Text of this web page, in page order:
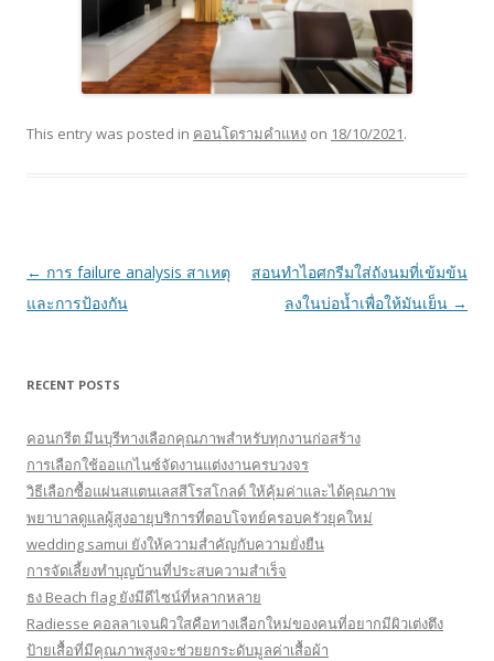
This entry was posted in คอนโดรามคำแหง on 18/10/2021.
Post navigation
← การ failure analysis สาเหตุ
และการป้องกัน
สอนทำไอศกรีมใส่ถังนมที่เข้มข้น
ลงในบ่อน้ำเพื่อให้มันเย็น →
RECENT POSTS
คอนกรีต มีนบุรีทางเลือกคุณภาพสำหรับทุกงานก่อสร้าง
การเลือกใช้ออแกไนซ์จัดงานแต่งงานครบวงจร
วิธีเลือกซื้อแผ่นสแตนเลสสีโรสโกลด์ ให้คุ้มค่าและได้คุณภาพ
พยาบาลดูแลผู้สูงอายุบริการที่ตอบโจทย์ครอบครัวยุคใหม่
wedding samui ยังให้ความสำคัญกับความยั่งยืน
การจัดเลี้ยงทำบุญบ้านที่ประสบความสำเร็จ
ธง Beach flag ยังมีดีไซน์ที่หลากหลาย
Radiesse คอลลาเจนผิวใสคือทางเลือกใหม่ของคนที่อยากมีผิวเต่งตึง
ป้ายเสื้อที่มีคุณภาพสูงจะช่วยยกระดับมูลค่าเสื้อผ้า